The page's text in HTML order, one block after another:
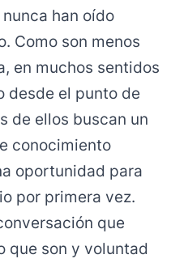
han oído
Como son menos
en muchos sentidos
desde el punto de
de ellos buscan un
conocimiento
oportunidad para
por primera vez.
que
que son y voluntad